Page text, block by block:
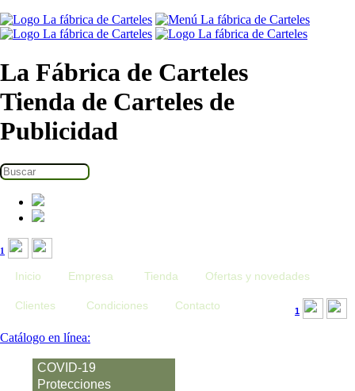
La Fábrica de Carteles
Tienda de Carteles de
Publicidad
1
Inicio Empresa Tienda Ofertas y novedades
Clientes Condiciones Contacto 1
Catálogo en línea:
COVID-19
Protecciones